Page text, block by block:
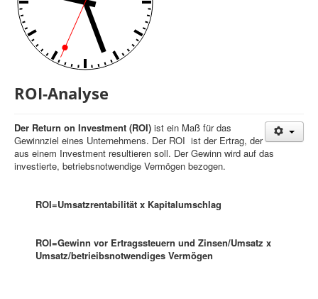
Entscheidungsregeln
Aktuelle Seite: Startseite
ROI-­Analyse
Der Return on Investment (ROI) ist ein Maß für das
Gewinnziel eines Unternehmens. Der ROI ist der Ertrag, der
aus einem Investment resultieren soll. Der Gewinn wird auf das
investierte, betriebsnotwendige Vermögen bezogen.
ROI=Umsatzrentabilität x Kapitalumschlag
ROI=Gewinn vor Ertragssteuern und Zinsen/Umsatz x
Umsatz/betrieibsnotwendiges Vermögen